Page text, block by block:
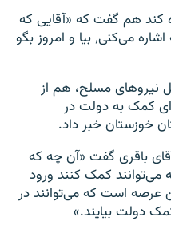
کند هم گفت که «آقایی که
دائم به گذشتگان و میراث گذشته اشاره می‌کنی٬ بیا و امروز بگو
ستاد کل نیروهای مسلح، هم از
کمک به دولت در
خوزستان خبر داد.
خبرگزاری صدا و سیما٬ آقای باقری گفت «آن چه که
می‌توانند کمک کنند ورود
عرصه است که می‌توانند در
دولت بیایند.»